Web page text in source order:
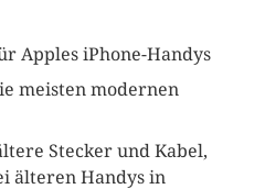
Apples iPhone-Handys
meisten modernen
Stecker und Kabel,
älteren Handys in